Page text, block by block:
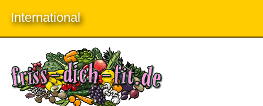
International